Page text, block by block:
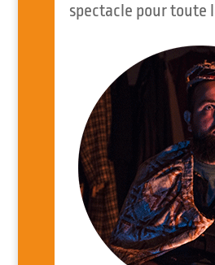
spectacle pour toute